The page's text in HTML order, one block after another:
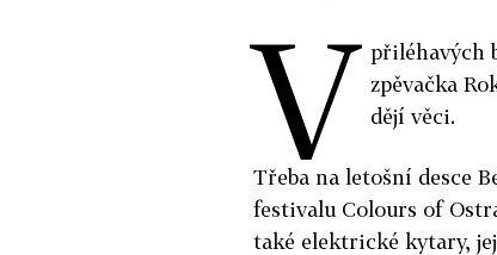
V přiléhavých
zpěvačka
dějí věci.
Třeba na letošní desce
festivalu Colours of
také elektrické kytary,